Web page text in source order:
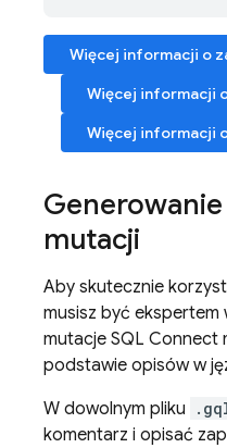
Więcej informacji o
Więcej informacji
Więcej informacji
mutacji
Aby skutecznie
musisz być ekspertem
mutacje SQL Connect
podstawie opisów w
W dowolnym pliku
komentarz i opisać